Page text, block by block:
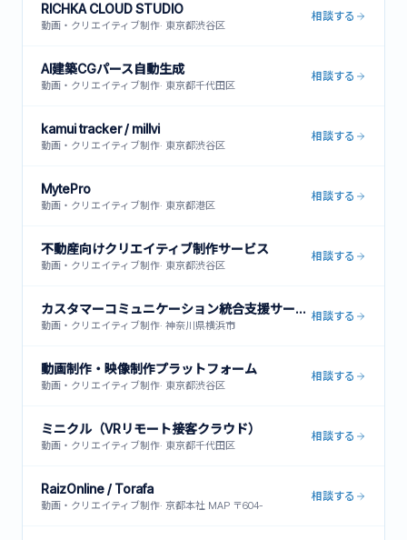
RICHKA CLOUD STUDIO
動画・クリエイティブ制作· 東京都渋谷区
相談する
AI建築CGパース自動生成
動画・クリエイティブ制作· 東京都千代田区
相談する
kamui tracker / millvi
動画・クリエイティブ制作· 東京都渋谷区
相談する
MytePro
動画・クリエイティブ制作· 東京都港区
相談する
不動産向けクリエイティブ制作サービス
動画・クリエイティブ制作· 東京都渋谷区
相談する
カスタマーコミュニケーション統合支援サービス
動画・クリエイティブ制作· 神奈川県横浜市
相談する
動画制作・映像制作プラットフォーム
動画・クリエイティブ制作· 東京都渋谷区
相談する
ミニクル（VRリモート接客クラウド）
動画・クリエイティブ制作· 東京都千代田区
相談する
RaizOnline / Torafa
動画・クリエイティブ制作· 京都本社 MAP 〒604-
相談する